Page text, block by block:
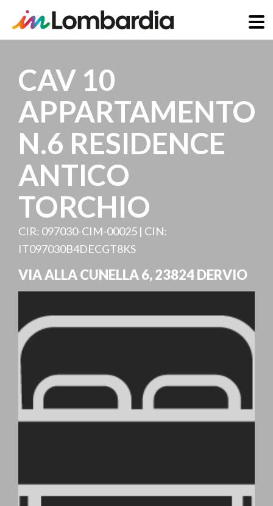
contenuto
principale
CAV 10
APPARTAMENTO
N.6 RESIDENCE
ANTICO
TORCHIO
CIR: 097030-CIM-00025 | CIN:
IT097030B4DECGT8KS
VIA ALLA CUNELLA 6,23824DERVIO